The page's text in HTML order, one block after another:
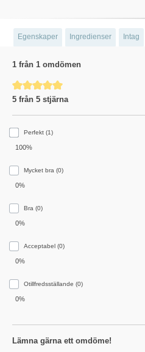
Egenskaper Ingredienser Intag
1 från 1 omdömen
Genomsnittligt betyg på 5 av 5 stjärnor
5 från 5 stjärna
Perfekt (1)
100%
Mycket bra (0)
0%
Bra (0)
0%
Acceptabel (0)
0%
Otillfredsställande (0)
0%
Lämna gärna ett omdöme!